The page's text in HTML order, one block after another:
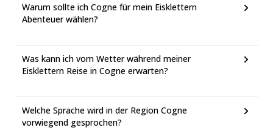
Warum sollte ich Cogne für mein Eisklettern
Abenteuer wählen?
Was kann ich vom Wetter während meiner
Eisklettern Reise in Cogne erwarten?
Welche Sprache wird in der Region Cogne
vorwiegend gesprochen?